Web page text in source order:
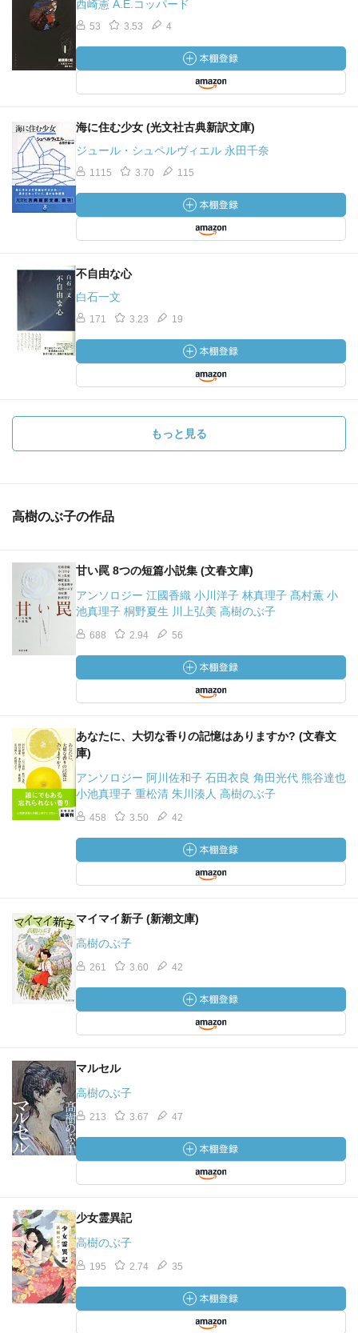
西崎憲 A.E.コッパード
53 3.53 4
海に住む少女 (光文社古典新訳文庫)
ジュール・シュペルヴィエル 永田千奈
1115 3.70 115
不自由な心
白石一文
171 3.23 19
もっと見る
高樹のぶ子の作品
甘い罠 8つの短篇小説集 (文春文庫)
アンソロジー 江國香織 小川洋子 林真理子 髙村薫 小
池真理子 桐野夏生 川上弘美 高樹のぶ子
688 2.94 56
あなたに、大切な香りの記憶はありますか? (文春文
庫)
アンソロジー 阿川佐和子 石田衣良 角田光代 熊谷達也
小池真理子 重松清 朱川湊人 高樹のぶ子
458 3.50 42
マイマイ新子 (新潮文庫)
高樹のぶ子
261 3.60 42
マルセル
高樹のぶ子
213 3.67 47
少女霊異記
高樹のぶ子
195 2.74 35